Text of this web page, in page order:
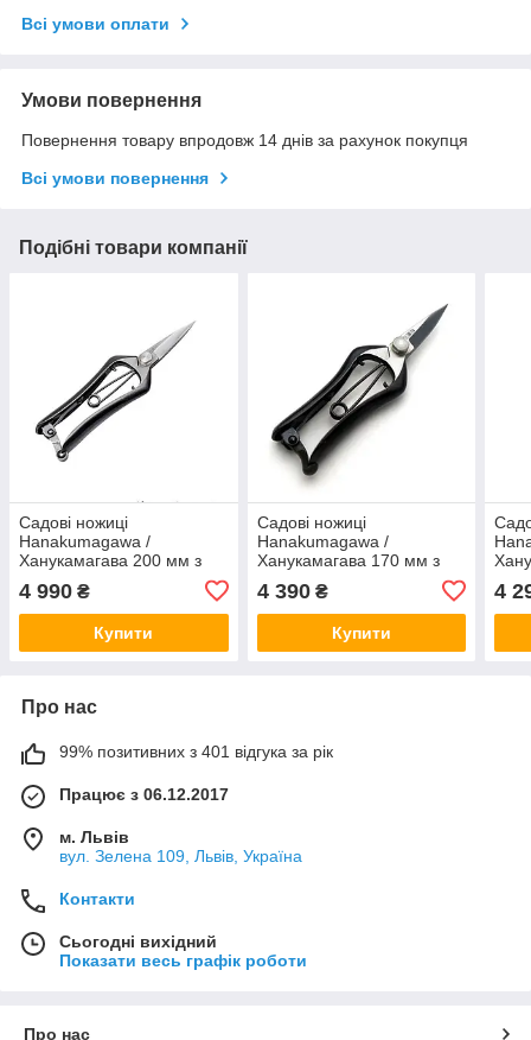
Всі умови оплати
Умови повернення
Повернення товару впродовж 14 днів за рахунок покупця
Всі умови повернення
Подібні товари компанії
Садові ножиці
Hanakumagawa /
Ханукамагава 200 мм з
4 990 ₴
Купити
Садові ножиці
Hanakumagawa /
Ханукамагава 170 мм з
4 390₴
Купити
4
Про нас
99% позитивних з 401 відгука за рік
Працює з 06.12.2017
м. Львів
вул. Зелена 109, Львів, Україна
Контакти
Сьогодні вихідний
Показати весь графік роботи
Про нас